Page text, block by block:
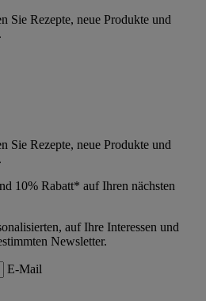
Sie Rezepte, neue Produkte und
Sie Rezepte, neue Produkte und
10% Rabatt* auf Ihren nächsten
auf Ihre Interessen und
Newsletter.
E-Mail